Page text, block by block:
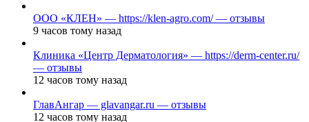
ООО «КЛЕН» — https://klen-agro.com/ — отзывы
9 часов тому назад
Клиника «Центр Дерматология» — https://derm-center.ru/
— отзывы
12 часов тому назад
ГлавАнгар — glavangar.ru — отзывы
12 часов тому назад